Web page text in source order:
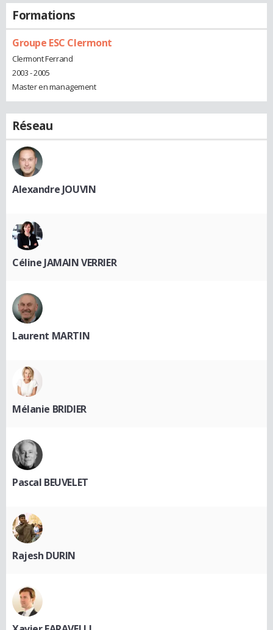
Formations
Groupe ESC Clermont
Clermont Ferrand
2003 - 2005
Master en management
Réseau
Alexandre JOUVIN
Céline JAMAIN VERRIER
Laurent MARTIN
Mélanie BRIDIER
Pascal BEUVELET
Rajesh DURIN